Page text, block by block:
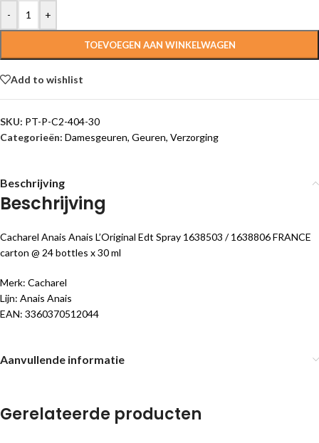
- +
TOEVOEGEN AAN WINKELWAGEN
Add to wishlist
SKU: PT-P-C2-404-30
Categorieën: Damesgeuren, Geuren, Verzorging
Beschrijving
Beschrijving
Cacharel Anais Anais L’Original Edt Spray 1638503 / 1638806 FRANCE
carton @ 24 bottles x 30 ml
Merk: Cacharel
Lijn: Anais Anais
EAN: 3360370512044
Aanvullende informatie
Gerelateerde producten